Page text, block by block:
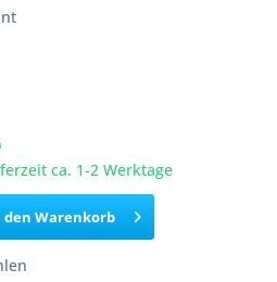
ca. 1-2 Werktage
den Warenkorb